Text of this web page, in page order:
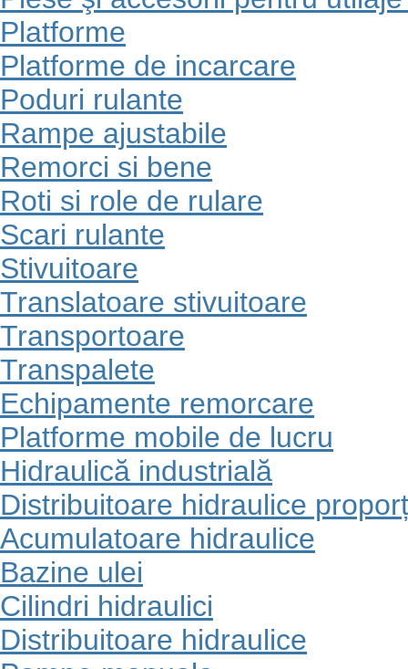
Platforme
Platforme de incarcare
Poduri rulante
Rampe ajustabile
Remorci si bene
Roti si role de rulare
Scari rulante
Stivuitoare
Translatoare stivuitoare
Transportoare
Transpalete
Echipamente remorcare
Platforme mobile de lucru
Hidraulică industrială
Distribuitoare hidraulice
Acumulatoare hidraulice
Bazine ulei
Cilindri hidraulici
Distribuitoare hidraulice